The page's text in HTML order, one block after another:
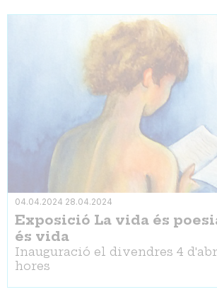
04.04.2024 28.04.2024
Exposició La vida és
és vida
Inauguració el divendres 4
hores